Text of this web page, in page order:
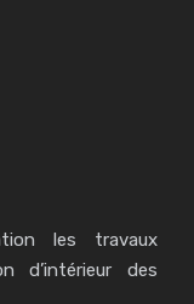
les travaux
d’intérieur des